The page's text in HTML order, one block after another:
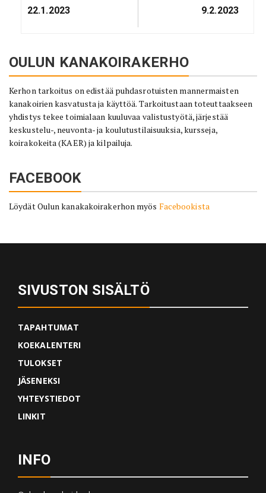
Post:
22.1.2023
Post:9.2.2023
OULUN KANAKOIRAKERHO
Kerhon tarkoitus on edistää puhdasrotuisten mannermaisten
kanakoirien kasvatusta ja käyttöä. Tarkoitustaan toteuttaakseen
yhdistys tekee toimialaan kuuluvaa valistustyötä, järjestää
keskustelu-, neuvonta- ja koulutustilaisuuksia, kursseja,
koirakokeita (KAER) ja kilpailuja.
FACEBOOK
Löydät Oulun kanakakoirakerhon myös Facebookista
SIVUSTON SISÄLTÖ
TAPAHTUMAT
KOEKALENTERI
TULOKSET
JÄSENEKSI
YHTEYSTIEDOT
LINKIT
INFO